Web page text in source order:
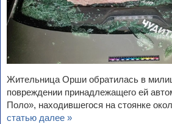
Жительница Орши обратилась в
повреждении принадлежащего ей
Поло», находившегося на стоянке
статью далее »